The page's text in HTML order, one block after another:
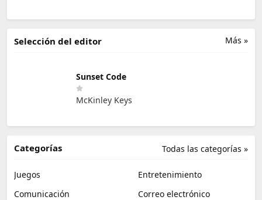
Más »
Selección del editor
Sunset Code
McKinley Keys
Todas las categorías »
Categorías
Juegos
Entretenimiento
Comunicación
Correo electrónico